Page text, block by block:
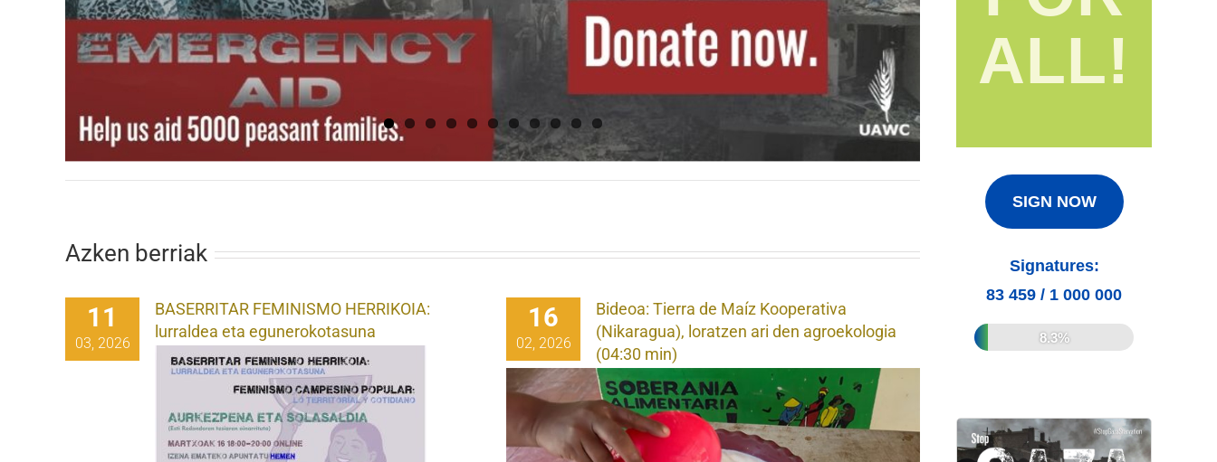
Azken berriak
11
03, 2026
BASERRITAR FEMINISMO HERRIKOIA:
lurraldea eta egunerokotasuna
16
02, 2026
Bideoa: Tierra de Maíz Kooperativa
(Nikaragua), loratzen ari den agroekologia
(04:30 min)
ALL!
SIGN NOW
Signatures:
83 459 / 1 000 000
8.3%